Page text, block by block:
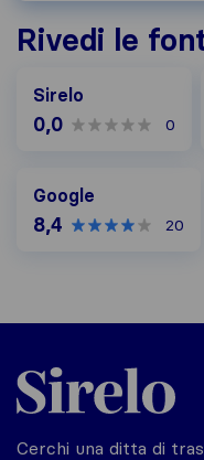
Rivedi le
Sirelo
0,0 0
Google
8,4 20
Sirelo.it
Cerchi una ditta di